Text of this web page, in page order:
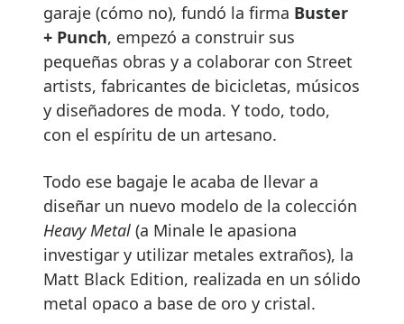
garaje (cómo no), fundó la firma Buster
+ Punch, empezó a construir sus
pequeñas obras y a colaborar con Street
artists, fabricantes de bicicletas, músicos
y diseñadores de moda. Y todo, todo,
con el espíritu de un artesano.
Todo ese bagaje le acaba de llevar a
diseñar un nuevo modelo de la colección
Heavy Metal (a Minale le apasiona
investigar y utilizar metales extraños), la
Matt Black Edition, realizada en un sólido
metal opaco a base de oro y cristal.